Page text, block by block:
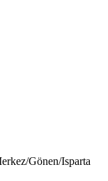
Gönen/Isparta